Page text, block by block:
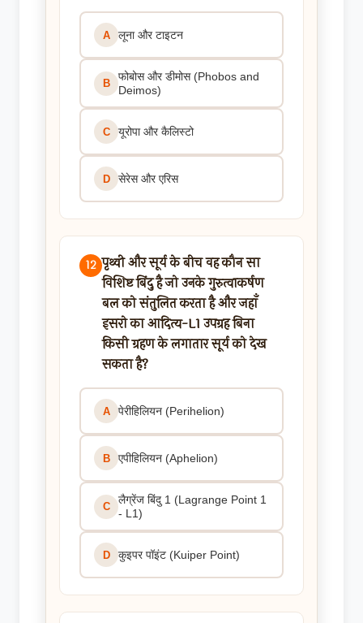
A लूना और टाइटन
B
फोबोस और डीमोस (Phobos and
Deimos)
C यूरोपा और कैलिस्टो
D सेरेस और एरिस
12 पृथ्वी और सूर्य के बीच वह कौन सा
विशिष्ट बिंदु है जो उनके गुरुत्वाकर्षण
बल को संतुलित करता है और जहाँ
इसरो का आदित्य-L1 उपग्रह बिना
किसी ग्रहण के लगातार सूर्य को देख
सकता है?
A पेरीहिलियन (Perihelion)
B एपीहिलियन (Aphelion)
C
लैग्रेंज बिंदु 1 (Lagrange Point 1
- L1)
D कुइपर पॉइंट (Kuiper Point)